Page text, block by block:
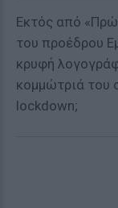
Εκτός από
του προέδρου
κρυφή
κομμώτριά του
lockdown;